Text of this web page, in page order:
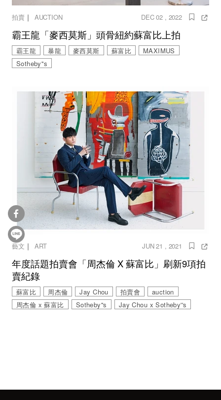
拍賣｜ AUCTION DEC 02 , 2022
霸王龍「麥西莫斯」頭骨紐約蘇富比上拍
霸王龍 暴龍 麥西莫斯 蘇富比
MAXIMUS
Sotheby''s
藝文 ｜ ART JUN 21 , 2021
年度話題拍賣會「周杰倫 X 蘇富比」刷新9項拍
賣紀錄
蘇富比 周杰倫 Jay Chou 拍賣會
auction
周杰倫 x 蘇富比
Sotheby''s Jay Chou x Sotheby''s